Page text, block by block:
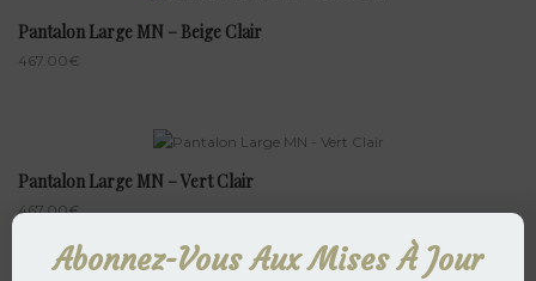
Pantalon Large MN – Beige Clair
467.00€
Pantalon Large MN – Vert Clair
467.00€
Abonnez-Vous Aux Mises À Jour